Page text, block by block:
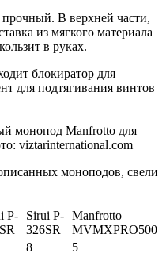
В верхней части,
из мягкого материала
в руках.
блокиратор для
для подтягивания винтов
монопод Manfrotto для
viztarinternational.com
моноподов, свели
P-
Sirui P-
326SR
Manfrotto
MVMXPRO500
8
5